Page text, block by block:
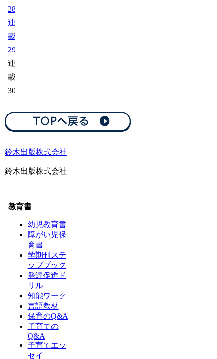
28
連
載
29
連
載
30
鈴木出版株式会社
鈴木出版株式会社
教育書
幼児教育書
障がい児保
育書
学期刊ステ
ップブック
発達促進ド
リル
知能ワーク
言語教材
保育のQ&A
子育ての
Q&A
子育てエッ
セイ